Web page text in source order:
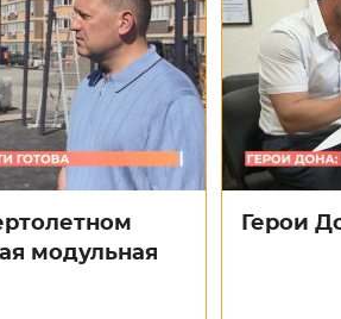
модульная
Герои